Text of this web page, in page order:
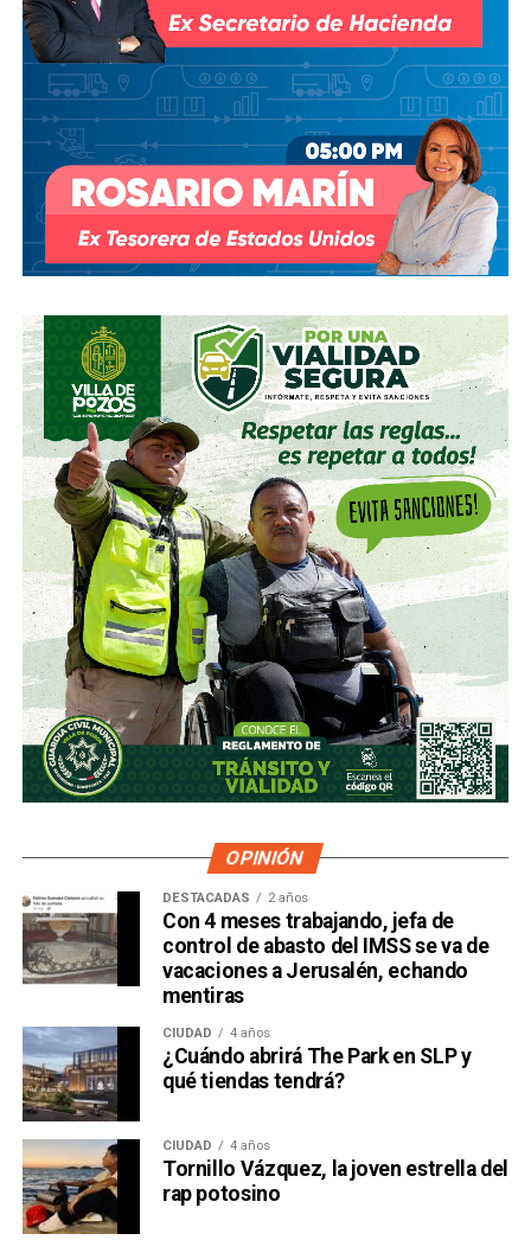
OPINIÓN
DESTACADAS 2 años
Con 4 meses trabajando, jefa de
control de abasto del IMSS se va de
vacaciones a Jerusalén, echando
mentiras
CIUDAD 4 años
¿Cuándo abrirá The Park en SLP y
qué tiendas tendrá?
CIUDAD 4 años
Tornillo Vázquez, la joven estrella del
rap potosino